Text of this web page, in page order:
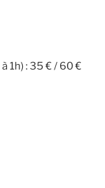
1h) : 35 € / 60 €